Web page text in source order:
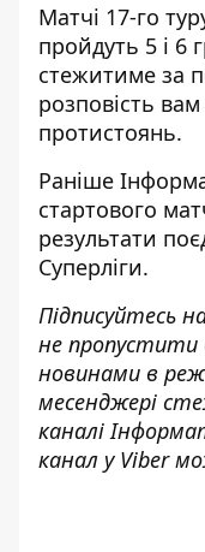
Матчі 17-го
пройдуть 5 і 6
стежитиме за
розповість
протистоянь.
Раніше
стартового
результати
Суперліги.
Підписуйтесь
не пропустити
новинами в
месенджері
каналі
канал у Viber